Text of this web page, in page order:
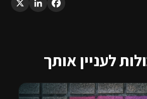
לעניין אותך